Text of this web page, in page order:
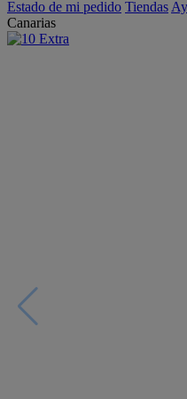
Estado de mi pedido Tiendas
Canarias